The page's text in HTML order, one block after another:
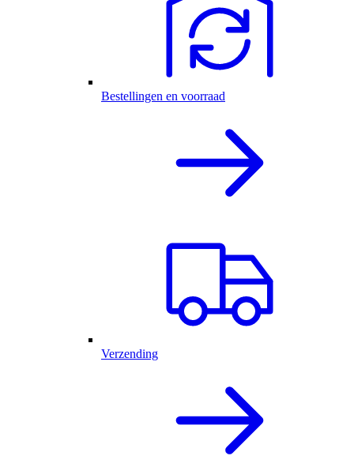
Bestellingen en voorraad
Verzending